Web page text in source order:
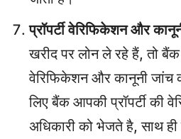
प्रॉपर्टी वेरिफिकेशन और
खरीद पर लोन ले रहे हैं, तो बैंक
वेरिफिकेशन और कानूनी जांच
लिए बैंक आपकी प्रॉपर्टी की
अधिकारी को भेजते है, साथ ही